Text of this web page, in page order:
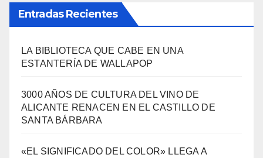
Entradas Recientes
LA BIBLIOTECA QUE CABE EN UNA
ESTANTERÍA DE WALLAPOP
3000 AÑOS DE CULTURA DEL VINO DE
ALICANTE RENACEN EN EL CASTILLO DE
SANTA BÁRBARA
«EL SIGNIFICADO DEL COLOR» LLEGA A